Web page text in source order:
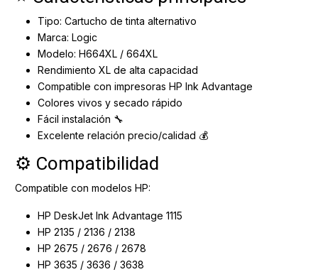
Tipo: Cartucho de tinta alternativo
Marca: Logic
Modelo: H664XL / 664XL
Rendimiento XL de alta capacidad
Compatible con impresoras HP Ink Advantage
Colores vivos y secado rápido
Fácil instalación 🔧
Excelente relación precio/calidad 💰
⚙️ Compatibilidad
Compatible con modelos HP:
HP DeskJet Ink Advantage 1115
HP 2135 / 2136 / 2138
HP 2675 / 2676 / 2678
HP 3635 / 3636 / 3638